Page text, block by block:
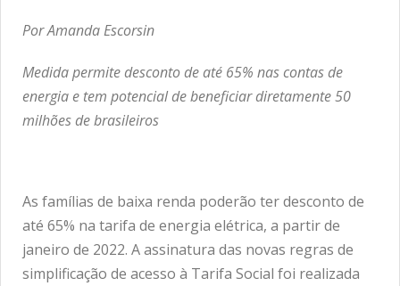
Por Amanda Escorsin
Medida permite desconto de até 65% nas contas de
energia e tem potencial de beneficiar diretamente 50
milhões de brasileiros
As famílias de baixa renda poderão ter desconto de
até 65% na tarifa de energia elétrica, a partir de
janeiro de 2022. A assinatura das novas regras de
simplificação de acesso à Tarifa Social foi realizada